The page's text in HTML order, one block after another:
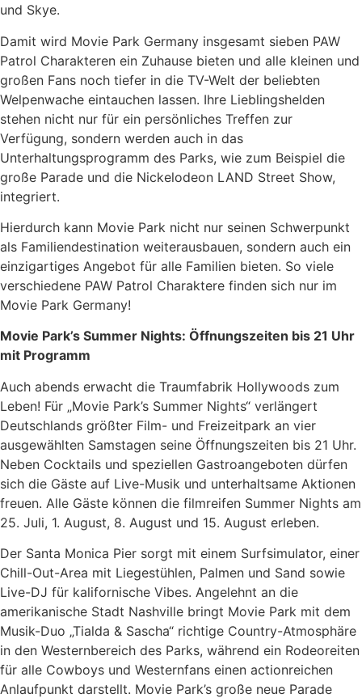
und Skye.
Damit wird Movie Park Germany insgesamt sieben PAW
Patrol Charakteren ein Zuhause bieten und alle kleinen und
großen Fans noch tiefer in die TV-Welt der beliebten
Welpenwache eintauchen lassen. Ihre Lieblingshelden
stehen nicht nur für ein persönliches Treffen zur
Verfügung, sondern werden auch in das
Unterhaltungsprogramm des Parks, wie zum Beispiel die
große Parade und die Nickelodeon LAND Street Show,
integriert.
Hierdurch kann Movie Park nicht nur seinen Schwerpunkt
als Familiendestination weiterausbauen, sondern auch ein
einzigartiges Angebot für alle Familien bieten. So viele
verschiedene PAW Patrol Charaktere finden sich nur im
Movie Park Germany!
Movie Park’s Summer Nights: Öffnungszeiten bis 21 Uhr
mit Programm
Auch abends erwacht die Traumfabrik Hollywoods zum
Leben! Für „Movie Park’s Summer Nights“ verlängert
Deutschlands größter Film- und Freizeitpark an vier
ausgewählten Samstagen seine Öffnungszeiten bis 21 Uhr.
Neben Cocktails und speziellen Gastroangeboten dürfen
sich die Gäste auf Live-Musik und unterhaltsame Aktionen
freuen. Alle Gäste können die filmreifen Summer Nights am
25. Juli, 1. August, 8. August und 15. August erleben.
Der Santa Monica Pier sorgt mit einem Surfsimulator, einer
Chill-Out-Area mit Liegestühlen, Palmen und Sand sowie
Live-DJ für kalifornische Vibes. Angelehnt an die
amerikanische Stadt Nashville bringt Movie Park mit dem
Musik-Duo „Tialda & Sascha“ richtige Country-Atmosphäre
in den Westernbereich des Parks, während ein Rodeoreiten
für alle Cowboys und Westernfans einen actionreichen
Anlaufpunkt darstellt. Movie Park’s große neue Parade